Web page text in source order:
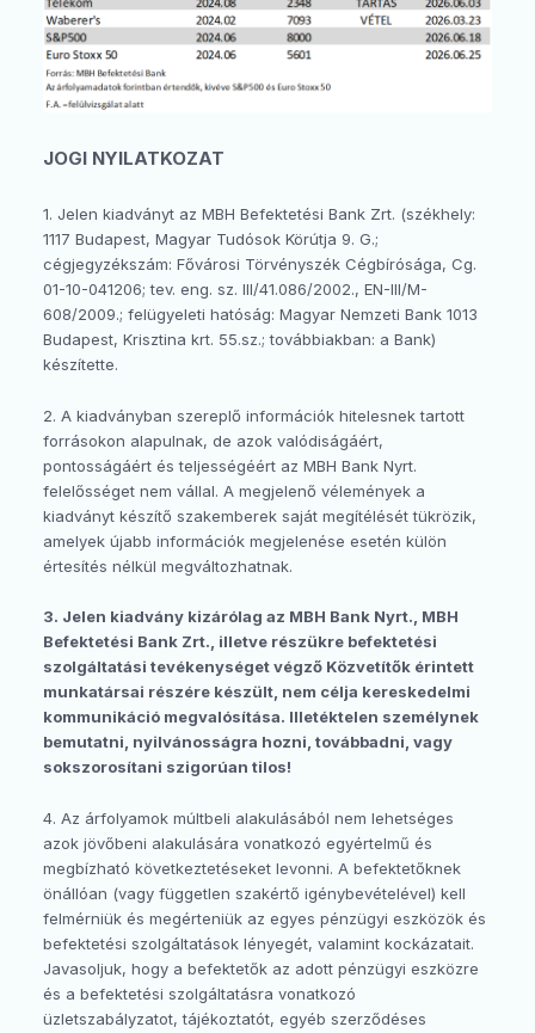
JOGI NYILATKOZAT
1. Jelen kiadványt az MBH Befektetési Bank Zrt. (székhely:
1117 Budapest, Magyar Tudósok Körútja 9. G.;
cégjegyzékszám: Fővárosi Törvényszék Cégbírósága, Cg.
01-10-041206; tev. eng. sz. III/41.086/2002., EN-III/M-
608/2009.; felügyeleti hatóság: Magyar Nemzeti Bank 1013
Budapest, Krisztina krt. 55.sz.; továbbiakban: a Bank)
készítette.
2. A kiadványban szereplő információk hitelesnek tartott
forrásokon alapulnak, de azok valódiságáért,
pontosságáért és teljességéért az MBH Bank Nyrt.
felelősséget nem vállal. A megjelenő vélemények a
kiadványt készítő szakemberek saját megítélését tükrözik,
amelyek újabb információk megjelenése esetén külön
értesítés nélkül megváltozhatnak.
3. Jelen kiadvány kizárólag az MBH Bank Nyrt., MBH
Befektetési Bank Zrt., illetve részükre befektetési
szolgáltatási tevékenységet végző Közvetítők érintett
munkatársai részére készült, nem célja kereskedelmi
kommunikáció megvalósítása. Illetéktelen személynek
bemutatni, nyilvánosságra hozni, továbbadni, vagy
sokszorosítani szigorúan tilos!
4. Az árfolyamok múltbeli alakulásából nem lehetséges
azok jövőbeni alakulására vonatkozó egyértelmű és
megbízható következtetéseket levonni. A befektetőknek
önállóan (vagy független szakértő igénybevételével) kell
felmérniük és megérteniük az egyes pénzügyi eszközök és
befektetési szolgáltatások lényegét, valamint kockázatait.
Javasoljuk, hogy a befektetők az adott pénzügyi eszközre
és a befektetési szolgáltatásra vonatkozó
üzletszabályzatot, tájékoztatót, egyéb szerződéses